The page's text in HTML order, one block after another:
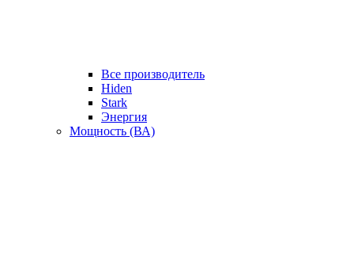
Все производитель
Hiden
Stark
Энергия
Мощность (ВА)